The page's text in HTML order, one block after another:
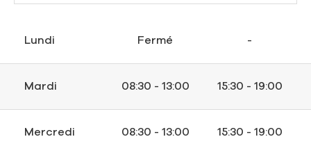
Lundi Fermé -
Mardi 08:30 - 13:00 15:30 - 19:00
Mercredi 08:30 - 13:00 15:30 - 19:00